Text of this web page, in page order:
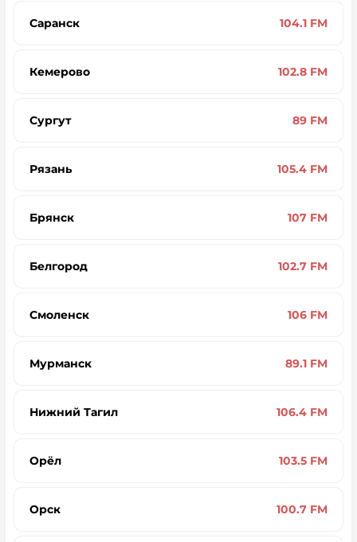
Саранск 104.1 FM
Кемерово 102.8 FM
Сургут 89 FM
Рязань 105.4 FM
Брянск 107 FM
Белгород 102.7 FM
Смоленск 106 FM
Мурманск 89.1 FM
Нижний Тагил 106.4 FM
Орёл 103.5 FM
Орск 100.7 FM